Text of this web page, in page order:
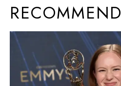
RECOMMEND